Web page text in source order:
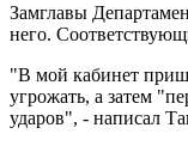
Замглавы
него.
"В мой кабинет
угрожать, а затем
ударов", - написал